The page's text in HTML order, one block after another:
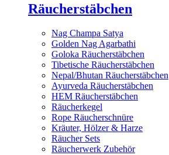
Räucherstäbchen
Nag Champa Satya
Golden Nag Agarbathi
Goloka Räucherstäbchen
Tibetische Räucherstäbchen
Nepal/Bhutan Räucherstäbchen
Ayurveda Räucherstäbchen
HEM Räucherstäbchen
Räucherkegel
Rope Räucherschnüre
Kräuter, Hölzer & Harze
Räucher Sets
Räucherwerk Zubehör